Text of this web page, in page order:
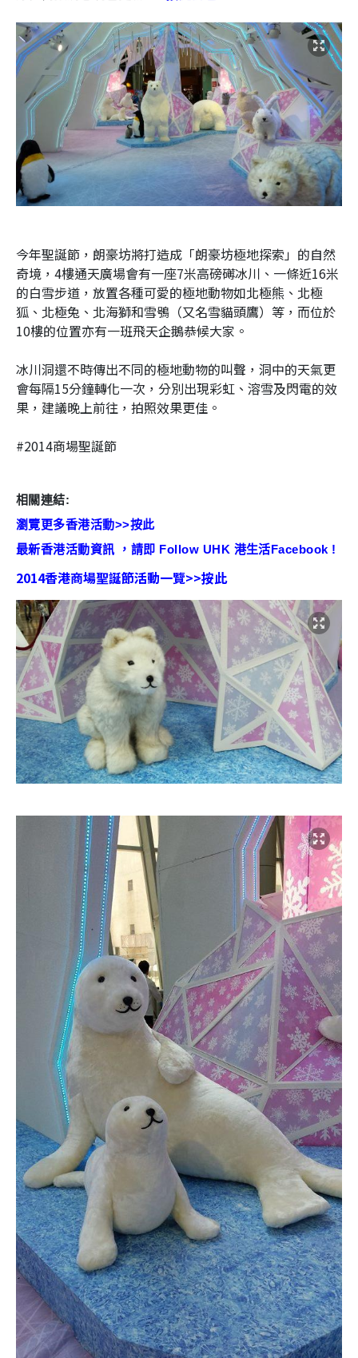
今年聖誕節，朗豪坊將打造成 「朗豪坊極地探索」 的自然
奇境， 4樓通天廣場會有一座7米高磅礡冰川、一條近16米
的白雪步道，放置各種可愛的極地動物如北極熊、北極
狐、北極兔、北海獅和雪鴞（又名雪貓頭鷹）等，而位於
10樓的位置亦有一班飛天企鵝恭候大家。
冰川洞還不時傳出不同的極地動物的叫聲，洞中的天氣更
會每隔15分鐘轉化一次，分別出現彩虹、溶雪及閃電的效
果，建議晚上前往，拍照效果更佳。
#2014商場聖誕節
相關連結:
瀏覽更多香港活動>>按此
最新香港活動資訊 ，請即 Follow UHK 港生活Facebook !
2014香港商場聖誕節活動一覽>>按此